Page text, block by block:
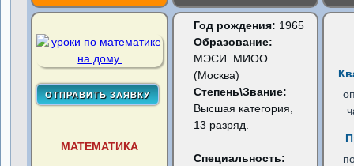
МАТЕМАТИКА
Год рождения: 1965
Образование:
МЭСИ. МИОО.
(Москва)
Степень\Звание:
Высшая категория,
13 разряд.
Специальность: